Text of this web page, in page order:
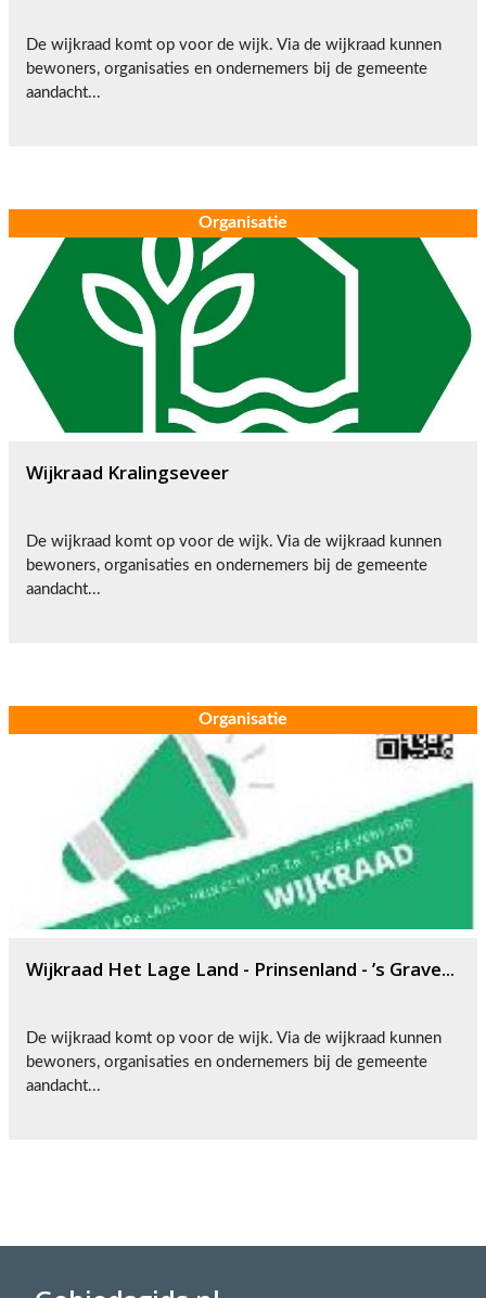
Organisatie
Wijkraad Het Lage Land - Prinsenland - ’s Grave...
De wijkraad komt op voor de wijk. Via de wijkraad kunnen
bewoners, organisaties en ondernemers bij de gemeente
aandacht...
Organisatie
Wijkraad Kralingseveer
De wijkraad komt op voor de wijk. Via de wijkraad kunnen
bewoners, organisaties en ondernemers bij de gemeente
aandacht...
De wijkraad komt op voor de wijk. Via de wijkraad kunnen
bewoners, organisaties en ondernemers bij de gemeente
aandacht...